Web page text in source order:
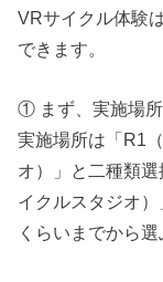
VRサイクル体験
できます。
① まず、実施場
実施場所は「R1
オ）」と二種類
イクルスタジオ
くらいまでから選